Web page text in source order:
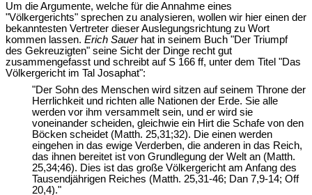
Um die Argumente, welche für die Annahme eines
"Völkergerichts" sprechen zu analysieren, wollen wir hier einen der
bekanntesten Vertreter dieser Auslegungsrichtung zu Wort
kommen lassen. Erich Sauerhat in seinem Buch "Der Triumpf
des Gekreuzigten" seine Sicht der Dinge recht gut
zusammengefasst und schreibt auf S 166 ff, unter dem Titel "Das
Völkergericht im Tal Josaphat":
"Der Sohn des Menschen wird sitzen auf seinem Throne der
Herrlichkeit und richten alle Nationen der Erde. Sie alle
werden vor ihm versammelt sein, und er wird sie
voneinander scheiden, gleichwie ein Hirt die Schafe von den
Böcken scheidet (Matth. 25,31;32). Die einen werden
eingehen in das ewige Verderben, die anderen in das Reich,
das ihnen bereitet ist von Grundlegung der Welt an (Matth.
25,34;46). Dies ist das große Völkergericht am Anfang des
Tausendjährigen Reiches (Matth. 25,31-46; Dan 7,9-14; Off
20,4)."